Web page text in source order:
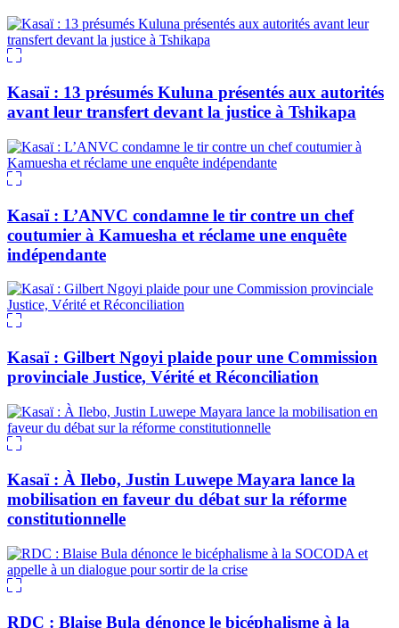
Kasaï : 13 présumés Kuluna présentés aux autorités
avant leur transfert devant la justice à Tshikapa
Kasaï : L’ANVC condamne le tir contre un chef
coutumier à Kamuesha et réclame une enquête
indépendante
Kasaï : Gilbert Ngoyi plaide pour une Commission
provinciale Justice, Vérité et Réconciliation
Kasaï : À Ilebo, Justin Luwepe Mayara lance la
mobilisation en faveur du débat sur la réforme
constitutionnelle
RDC : Blaise Bula dénonce le bicéphalisme à la